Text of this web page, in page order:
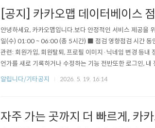
[공지] 카카오맵 데이터베이스
안녕하세요, 카카오맵입니다.보다 안정적인 서비스 제공
일(수) 01:00 ~ 06:00 (총 5시간) ■ 점검 영향점검 시간 동
관련: 회원가입, 회원탈퇴, 프로필 이미지·닉네임 변경 등
언가를 새로 기록하거나 수정하는 기능 전반또한 로그인,
습니다. 이 경우 잠시 후 다시 시도해 주시기 바랍니다.지도
알립니다/기타공지 2026. 5. 19. 16:14
자주 가는 곳까지 더 빠르게, 카